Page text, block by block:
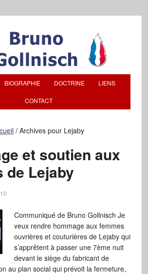
BIOGRAPHIE DOCTRINE LIENS
CONTACT
/Archives pour Lejaby
et soutien aux
de Lejaby
Communiqué de Bruno Gollnisch Je
veux rendre hommage aux femmes
ouvrières et couturières de Lejaby qui
s’apprêtent à passer une 7ème nuit
devant le siège du fabricant de
au plan social qui prévoit la fermeture,